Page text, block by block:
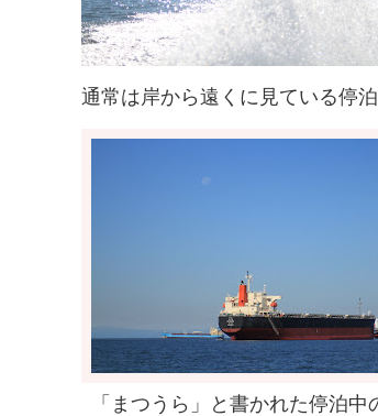
通常は岸から遠くに見ている停
「まつうら」と書かれた停泊中